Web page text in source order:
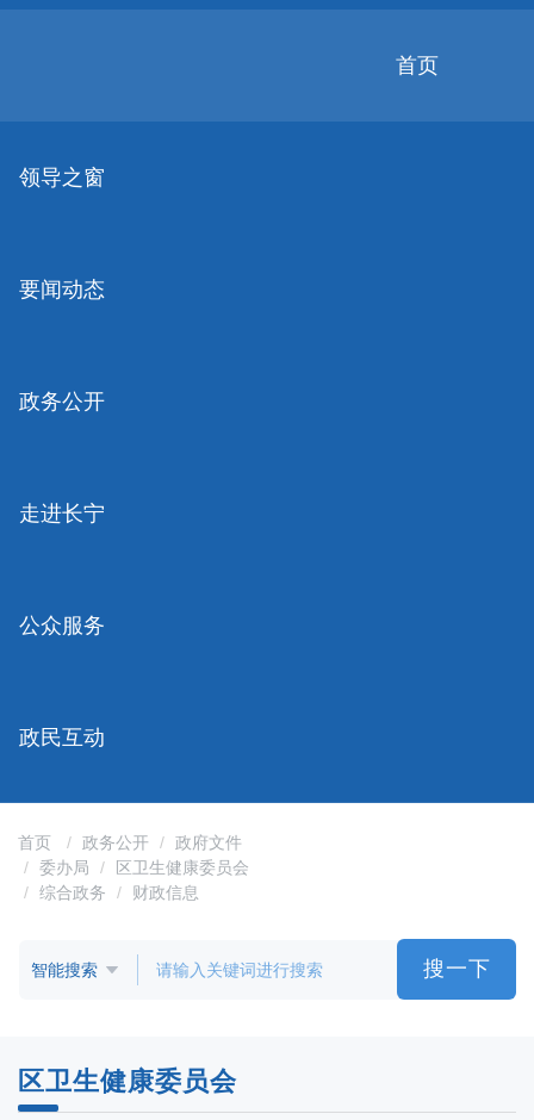
首页
领导之窗
要闻动态
政务公开
走进长宁
公众服务
政民互动
首页 政务公开
政府文件
委办局
区卫生健康委员会
综合政务
财政信息
搜一下
区卫生健康委员会